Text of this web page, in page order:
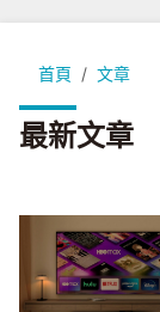
首頁 文章
最新文章